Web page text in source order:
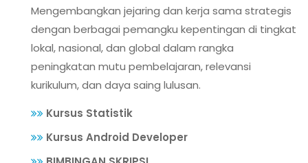
Mengembangkan jejaring dan kerja sama strategis
dengan berbagai pemangku kepentingan di tingkat
lokal, nasional, dan global dalam rangka
peningkatan mutu pembelajaran, relevansi
kurikulum, dan daya saing lulusan.
Kursus Statistik
Kursus Android Developer